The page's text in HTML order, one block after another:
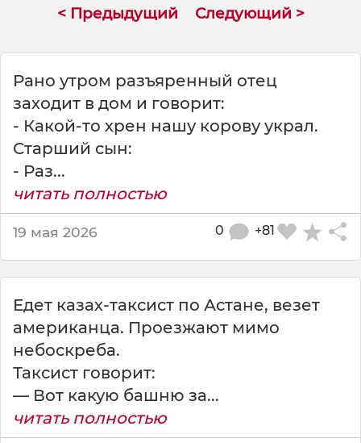
о
е
н
< Предыдущий Следующий >
Рано утром разъяренный отец
заходит в дом и говорит:
- Какой-то хрен нашу корову украл.
Старший сын:
- Раз...
читать полностью
19 мая 2026 +81
0
Едет казах-таксист по Астане, везет
американца. Проезжают мимо
небоскреба.
Таксист говорит:
— Вот какую башню за...
читать полностью